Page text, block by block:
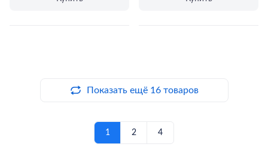
Показать ещё 16 товаров
1 2 4